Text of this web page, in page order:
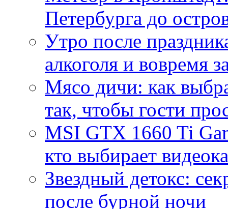
Петербурга до
Утро после
алкоголя и вовремя
Мясо дичи: как
так, чтобы гости
MSI GTX 1660 Ti
кто выбирает
Звездный детокс:
после бурной ночи